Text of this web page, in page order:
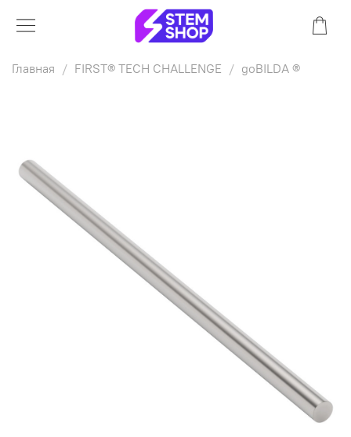
Главная FIRST® TECH CHALLENGE goBILDA ®